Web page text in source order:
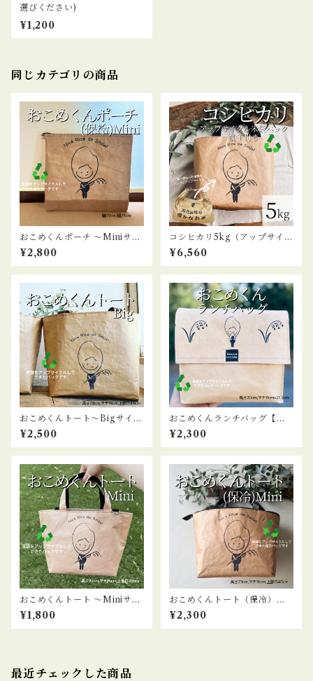
選びください)
¥1,200
同じカテゴリの商品
おこめくんポーチ ～Miniサイ
ズ～【米袋バッグ】
¥2,800
コシヒカリ5kg（アップサイク
ル米袋バッグ加工付き）【送
料込み】
¥6,560
おこめくんトート～Bigサイズ
～【米袋バッグ】
¥2,500
おこめくんランチバッグ【米
袋バッグ】
¥2,300
おこめくんトート ～Miniサイ
ズ～【米袋バッグ】
¥1,800
おこめくんトート（保冷）～
Miniサイズ～【米袋バッグ】
¥2,300
最近チェックした商品